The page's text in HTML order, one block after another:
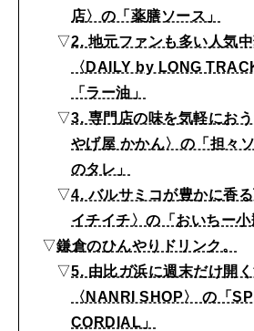
2026年5月号「“大好き”に出
2026年4月号「未来をつくる、
2026年3月号「スイーツ予
2026年2月号「良運を掴む 新
2025年12月号「お酒の新
FOLLOW US!
ッ
店〉の「薬膳ソース」
▽2. 地元ファンも多い人気中
〈DAILY by LONG
「ラー油」
▽3. 専門店の味を気軽にお
やげ屋 かかん〉の「担々
のタレ」
▽4. バルサミコが豊かに香
イチイチ〉の「おいちー小
▽鎌倉のひんやりドリンク。
▽5. 由比ガ浜に週末だけ開く
〈NANRI SHOP〉 の「
CORDIAL」